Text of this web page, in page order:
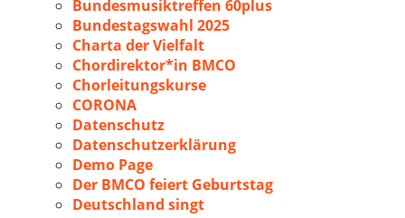
Bundesmusiktreffen 60plus
Bundestagswahl 2025
Charta der Vielfalt
Chordirektor*in BMCO
Chorleitungskurse
CORONA
Datenschutz
Datenschutzerklärung
Demo Page
Der BMCO feiert Geburtstag
Deutschland singt